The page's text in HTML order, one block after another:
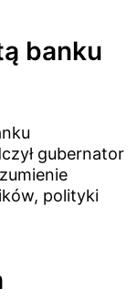
banku
gubernator
polityki